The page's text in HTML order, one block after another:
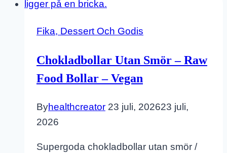
Fika, Dessert Och Godis
Chokladbollar Utan Smör – Raw
Food Bollar – Vegan
Byhealthcreator 23 juli, 202623 juli,
2026
Supergoda chokladbollar utan smör /